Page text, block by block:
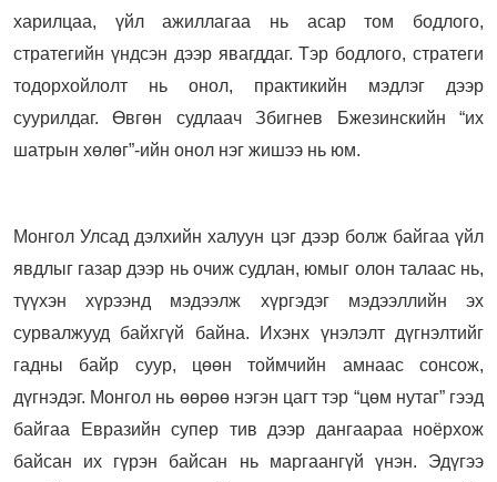
харилцаа, үйл ажиллагаа нь асар том бодлого,
стратегийн үндсэн дээр явагддаг. Тэр бодлого, стратеги
тодорхойлолт нь онол, практикийн мэдлэг дээр
суурилдаг. Өвгөн судлаач Збигнев Бжезинскийн “их
шатрын хөлөг”-ийн онол нэг жишээ нь юм.
Монгол Улсад дэлхийн халуун цэг дээр болж байгаа үйл
явдлыг газар дээр нь очиж судлан, юмыг олон талаас нь,
түүхэн хүрээнд мэдээлж хүргэдэг мэдээллийн эх
сурвалжууд байхгүй байна. Ихэнх үнэлэлт дүгнэлтийг
гадны байр суур, цөөн тоймчийн амнаас сонсож,
дүгнэдэг. Монгол нь өөрөө нэгэн цагт тэр “цөм нутаг” гээд
байгаа Евразийн супер тив дээр дангаараа ноёрхож
байсан их гүрэн байсан нь маргаангүй үнэн. Эдүгээ